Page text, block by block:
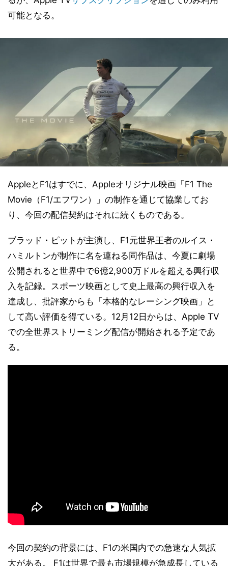
可能となる。
AppleとF1はすでに、Appleオリジナル映画「F1 The
Movie（F1/エフワン）」の制作を通じて協業してお
り、今回の配信契約はそれに続くものである。
ブラッド・ピットが主演し、F1元世界王者のルイス・
ハミルトンが制作に名を連ねる同作品は、今夏に劇場
公開されると世界中で6億2,900万ドルを超える興行収
入を記録。スポーツ映画として史上最高の興行収入を
達成し、批評家からも「本格的なレーシング映画」と
して高い評価を得ている。12月12日からは、Apple TV
での全世界ストリーミング配信が開始される予定であ
る。
今回の契約の背景には、F1の米国内での急速な人気拡
大がある。 F1は世界で最も市場規模が急成長している